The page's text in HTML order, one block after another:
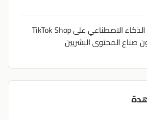
مؤثرو الذكاء الاصطناعي على TikTok Shop
صناع المحتوى البشريين